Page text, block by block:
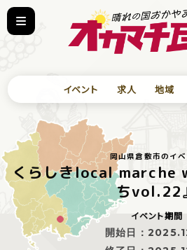
イベント 求人 地域
岡山県倉敷市のイ
くらしきlocal marche
ちvol.22
イベント期間
開始日：